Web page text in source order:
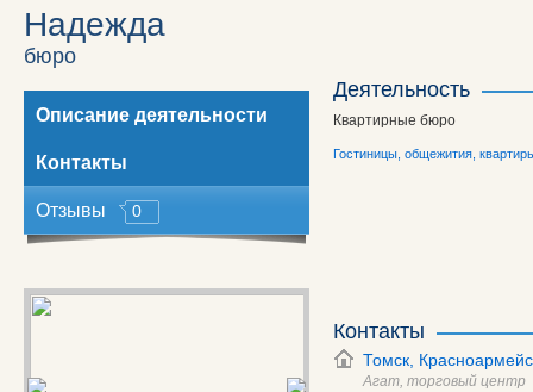
Надежда
бюро
Описание деятельности
Контакты
Отзывы 0
Деятельность
Квартирные бюро
Гостиницы, общежития,
Контакты
Томск,
Агат, торговый центр